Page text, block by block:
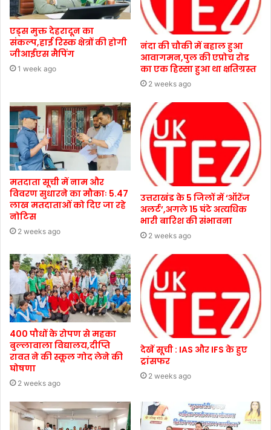
एड्स मुक्त देहरादून का
संकल्प,हाई रिस्क क्षेत्रों की होगी
जीआईएस मैपिंग
1 week ago
नंदा की चौकी में बहाल हुआ
आवागमन,पुल की एप्रोच रोड
का एक हिस्सा हुआ था क्षतिग्रस्त
2 weeks ago
मतदाता सूची में नाम और
विवरण सुधारने का मौकाः 5.47
लाख मतदाताओं को दिए जा रहे
नोटिस
2 weeks ago
उत्तराखंड के 5 जिलों में ‘ऑरेंज
अलर्ट’,अगले 15 घंटे अत्यधिक
भारी बारिश की संभावना
2 weeks ago
400 पौधों के रोपण से महका
बुल्लावाला विद्यालय,दीप्ति
रावत ने की स्कूल गोद लेने की
घोषणा
2 weeks ago
देखें सूची : IAS और IFS के हुए
ट्रांसफर
2 weeks ago